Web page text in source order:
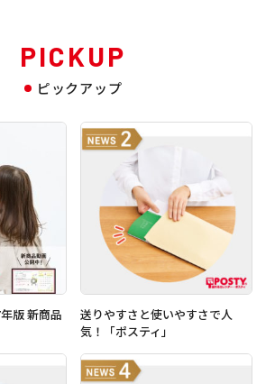
PICKUP
ピックアップ
版 新商品
送りやすさと使いやすさで人
気！「ポスティ」